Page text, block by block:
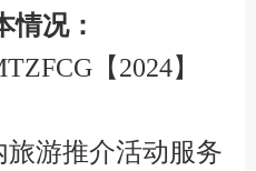
情况：
【2024】
游推介活动服务